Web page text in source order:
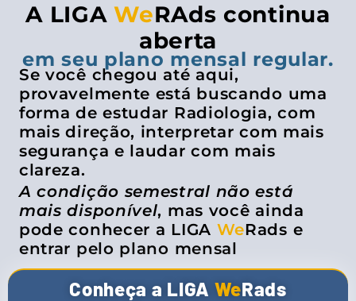
A LIGAWeRAds continua
aberta
em seu plano mensal regular.
Se você chegou até aqui,
provavelmente está buscando uma
forma de estudar Radiologia, com
mais direção, interpretar com mais
segurança e laudar com mais
clareza.
A condição semestral não está
mais disponível, mas você ainda
pode conhecer a LIGA WeRads e
entrar pelo plano mensal
Conheça a LIGA WeRads